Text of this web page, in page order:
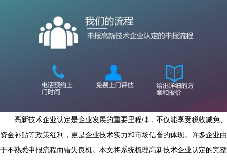
高新技术企业认定是企业发展的重要里程碑，不仅能享受税收减免、
资金补贴等政策红利，更是企业技术实力和市场信誉的体现。许多企业由
于不熟悉申报流程而错失良机。本文将系统梳理高新技术企业认定的完整